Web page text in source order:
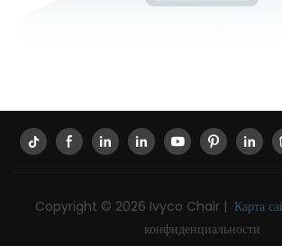
Copyright © 2026 Ivyco Chair | Карта
конфиденциальности